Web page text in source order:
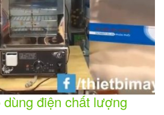
điện chất lượng